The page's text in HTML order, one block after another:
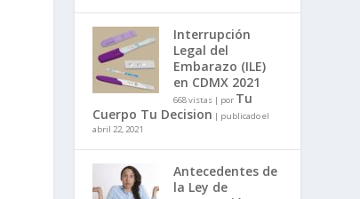
Interrupción
Legal del
Embarazo (ILE)
en CDMX 2021
668 vistas| por Tu
Cuerpo Tu Decision | publicado el
abril 22, 2021
Antecedentes de
la Ley de